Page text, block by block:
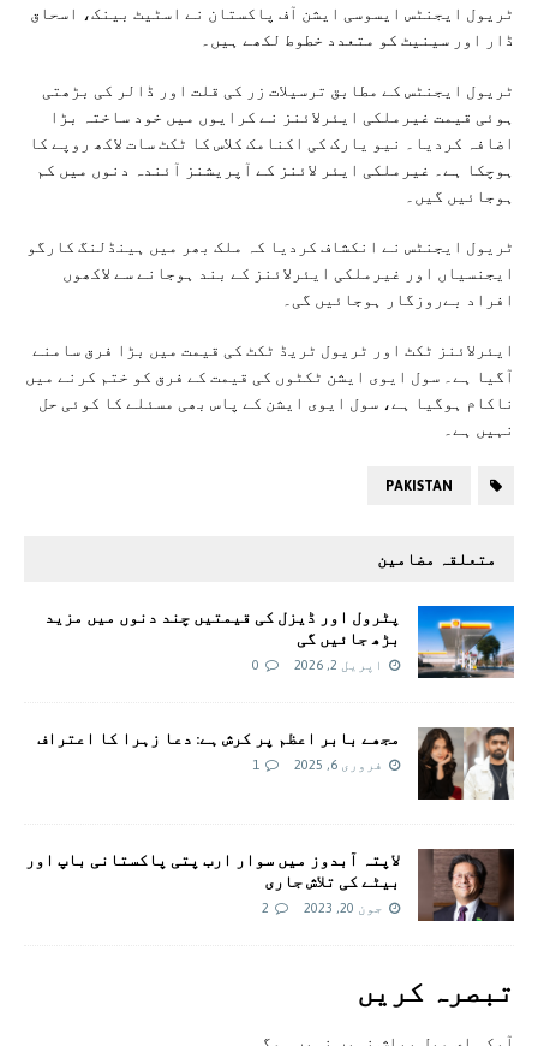
ٹریول ایجنٹس ایسوسی ایشن آف پاکستان نے اسٹیٹ بینک، اسحاق
ڈار اور سینیٹ کو متعدد خطوط لکھے ہیں۔
ٹریول ایجنٹس کے مطابق ترسیلات زر کی قلت اور ڈالر کی بڑھتی
ہوئی قیمت غیرملکی ایئرلائنز نے کرایوں میں خود ساختہ بڑا
اضافہ کردیا۔ نیو یارک کی اکنامک کلاس کا ٹکٹ سات لاکھ روپے کا
ہوچکا ہے۔ غیرملکی ایئر لائنز کے آپریشنز آئندہ دنوں میں کم
ہوجائیں گیں۔
ٹریول ایجنٹس نے انکشاف کردیا کہ ملک بھر میں ہینڈلنگ کارگو
ایجنسیاں اور غیرملکی ایئرلائنز کے بند ہوجانے سے لاکھوں
افراد بےروزگار ہوجائیں گی۔
ایئرلائنز ٹکٹ اور ٹریول ٹریڈ ٹکٹ کی قیمت میں بڑا فرق سامنے
آگیا ہے۔ سول ایوی ایشن ٹکٹوں کی قیمت کے فرق کو ختم کرنے میں
ناکام ہوگیا ہے، سول ایوی ایشن کے پاس بھی مسئلے کا کوئی حل
نہیں ہے۔
PAKISTAN
متعلقہ مضامین
پٹرول اور ڈیزل کی قیمتیں چند دنوں میں مزید
بڑھ جائیں گی
اپریل 2, 2026 0
مجھے بابر اعظم پر کرش ہے: دعا زہرا کا اعتراف
فروری 6, 2025 1
لاپتہ آبدوز میں سوار ارب پتی پاکستانی باپ اور
بیٹے کی تلاش جاری
جون 20, 2023 2
تبصرہ کريں